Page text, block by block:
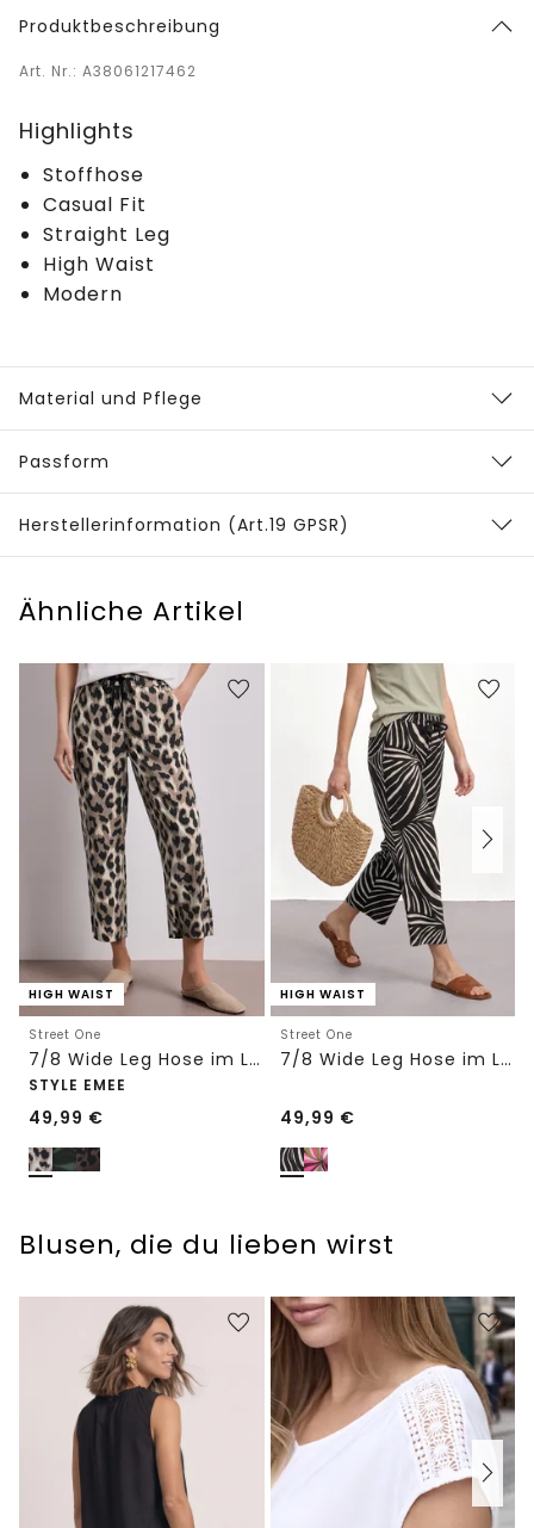
Produktbeschreibung
Art. Nr.: A38061217462
Highlights
Stoffhose
Casual Fit
Straight Leg
High Waist
Modern
Material und Pflege
Passform
Herstellerinformation (Art.19 GPSR)
Ähnliche Artikel
HIGH WAIST
Street One
7/8 Wide Leg Hose im Loose Fit mit Print
STYLE EMEE
49,99 €
HIGH WAIST
Street One
7/8 Wide Leg Hose im Loose Fit
49,99 €
Blusen, die du lieben wirst